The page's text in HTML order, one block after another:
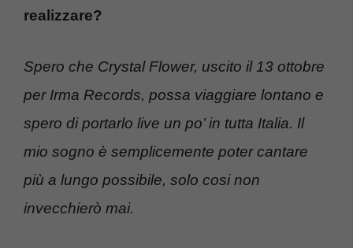
realizzare?
​Spero che Crystal Flower, uscito il 13 ottobre
per Irma Records, possa viaggiare lontano e
spero di portarlo live un po’ in tutta Italia. Il
mio sogno è semplicemente poter cantare
più a lungo possibile, solo cosi non
invecchierò mai.